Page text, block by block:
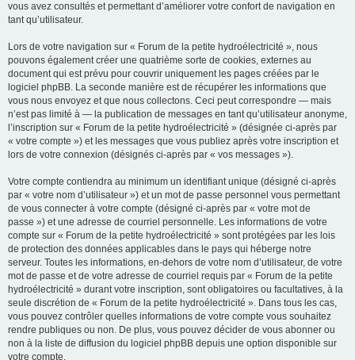
vous avez consultés et permettant d’améliorer votre confort de navigation en
tant qu’utilisateur.
Lors de votre navigation sur « Forum de la petite hydroélectricité », nous
pouvons également créer une quatrième sorte de cookies, externes au
document qui est prévu pour couvrir uniquement les pages créées par le
logiciel phpBB. La seconde manière est de récupérer les informations que
vous nous envoyez et que nous collectons. Ceci peut correspondre — mais
n’est pas limité à — la publication de messages en tant qu’utilisateur anonyme,
l’inscription sur « Forum de la petite hydroélectricité » (désignée ci-après par
« votre compte ») et les messages que vous publiez après votre inscription et
lors de votre connexion (désignés ci-après par « vos messages »).
Votre compte contiendra au minimum un identifiant unique (désigné ci-après
par « votre nom d’utilisateur ») et un mot de passe personnel vous permettant
de vous connecter à votre compte (désigné ci-après par « votre mot de
passe ») et une adresse de courriel personnelle. Les informations de votre
compte sur « Forum de la petite hydroélectricité » sont protégées par les lois
de protection des données applicables dans le pays qui héberge notre
serveur. Toutes les informations, en-dehors de votre nom d’utilisateur, de votre
mot de passe et de votre adresse de courriel requis par « Forum de la petite
hydroélectricité » durant votre inscription, sont obligatoires ou facultatives, à la
seule discrétion de « Forum de la petite hydroélectricité ». Dans tous les cas,
vous pouvez contrôler quelles informations de votre compte vous souhaitez
rendre publiques ou non. De plus, vous pouvez décider de vous abonner ou
non à la liste de diffusion du logiciel phpBB depuis une option disponible sur
votre compte.